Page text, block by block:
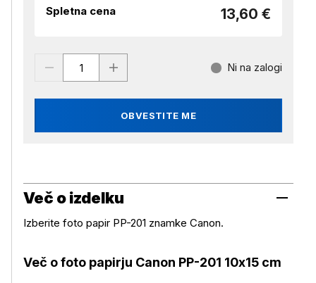
Spletna cena 13,60 €
OBVESTITE ME
Ni na zalogi
Več o izdelku
Izberite foto papir PP-201 znamke Canon.
Več o foto papirju Canon PP-201 10x15 cm